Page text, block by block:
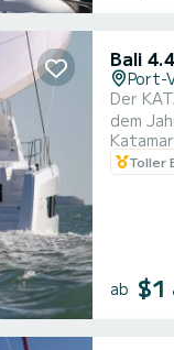
Bali 4.4
Port-
Der
dem
sehr ergonomische
es ist ein
Toller
ab $1